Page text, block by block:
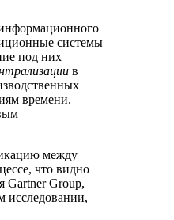
системы
под них
в
времени.
между
что видно
Gartner Group,
исследовании,